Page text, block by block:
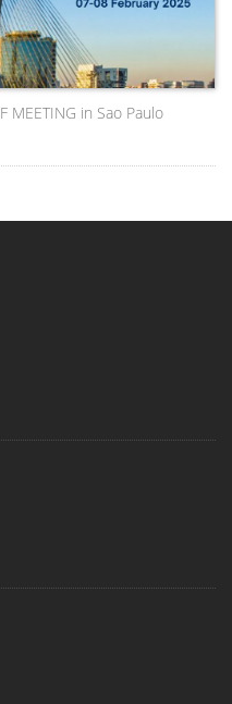
MEETING in Sao Paulo